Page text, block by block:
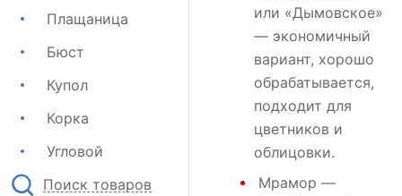
Плащаница
Бюст
Купол
Корка
Угловой
Поиск товаров
или «Дымовское»
— экономичный
вариант, хорошо
обрабатывается,
подходит для
цветников и
облицовки.
Мрамор —